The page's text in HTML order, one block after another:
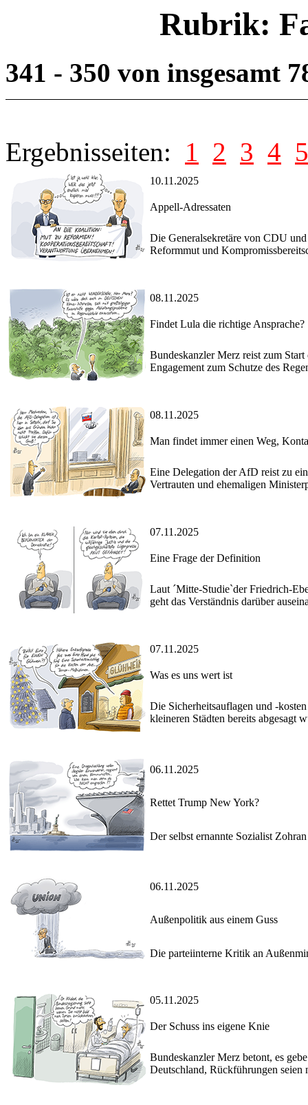
Rubrik:
341 - 350 von insgesamt
Ergebnisseiten: 1 2 3 4 5
10.11.2025
Appell-Adressaten
Die Generalsekretäre von CDU
Reformmut und
08.11.2025
Findet Lula die richtige Ansprache?
Bundeskanzler Merz reist zum
Engagement zum Schutze des
08.11.2025
Man findet immer einen Weg,
Eine Delegation der AfD reist zu
Vertrauten und ehemaligen
07.11.2025
Eine Frage der Definition
Laut ´Mitte-Studie`der Friedrich-
geht das Verständnis darüber
07.11.2025
Was es uns wert ist
Die Sicherheitsauflagen und -
kleineren Städten bereits abgesagt
06.11.2025
Rettet Trump New York?
Der selbst ernannte Sozialist
06.11.2025
Außenpolitik aus einem Guss
Die parteiinterne Kritik an
05.11.2025
Der Schuss ins eigene Knie
Bundeskanzler Merz betont, es
Deutschland, Rückführungen seien